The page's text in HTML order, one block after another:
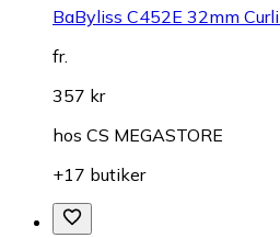
BaByliss C452E 32mm
fr.
357 kr
hos CS MEGASTORE
+17 butiker